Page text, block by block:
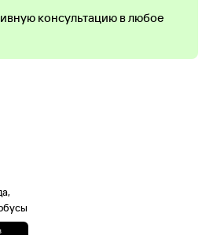
консультацию в любое